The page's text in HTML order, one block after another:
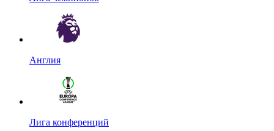
Англия
Лига конференций